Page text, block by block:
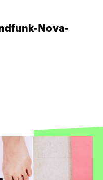
Nova-